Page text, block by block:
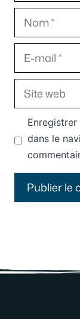
Nom
E-
mail
Site
web
dans le